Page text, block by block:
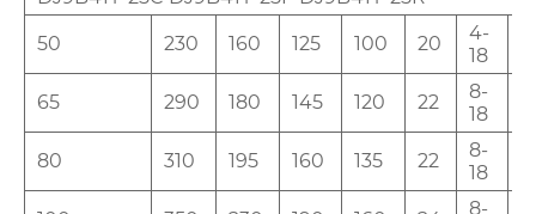
50 230 160 125 100 20
4-
18
65 290 180 145 120 22
8-
18
80 310 195 160 135 22
8-
18
8-